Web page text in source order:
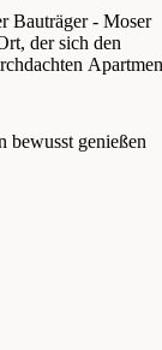
Bauträger - Moser
der sich den
bewusst genießen